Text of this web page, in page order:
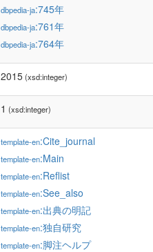
dbpedia-ja:745年
dbpedia-ja:761年
dbpedia-ja:764年
2015(xsd:integer)
1 (xsd:integer)
template-en:Cite_journal
template-en:Main
template-en:Reflist
template-en:See_also
template-en:出典の明記
template-en:独自研究
template-en:脚注ヘルプ